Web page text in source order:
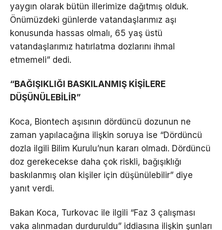
yaygın olarak bütün illerimize dağıtmış olduk.
Önümüzdeki günlerde vatandaşlarımız aşı
konusunda hassas olmalı, 65 yaş üstü
vatandaşlarımız hatırlatma dozlarını ihmal
etmemeli” dedi.
“BAĞIŞIKLIĞI BASKILANMIŞ KİŞİLERE
DÜŞÜNÜLEBİLİR”
Koca, Biontech aşısının dördüncü dozunun ne
zaman yapılacağına ilişkin soruya ise “Dördüncü
dozla ilgili Bilim Kurulu’nun kararı olmadı. Dördüncü
doz gerekecekse daha çok riskli, bağışıklığı
baskılanmış olan kişiler için düşünülebilir” diye
yanıt verdi.
Bakan Koca, Turkovac ile ilgili “Faz 3 çalışması
vaka alınmadan durduruldu” iddiasına ilişkin şunları